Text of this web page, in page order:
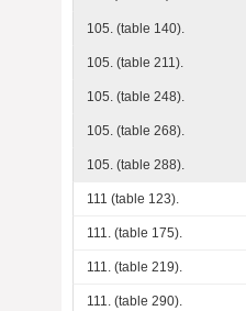
105. (table 140).
105. (table 211).
105. (table 248).
105. (table 268).
105. (table 288).
111 (table 123).
111. (table 175).
111. (table 219).
111. (table 290).